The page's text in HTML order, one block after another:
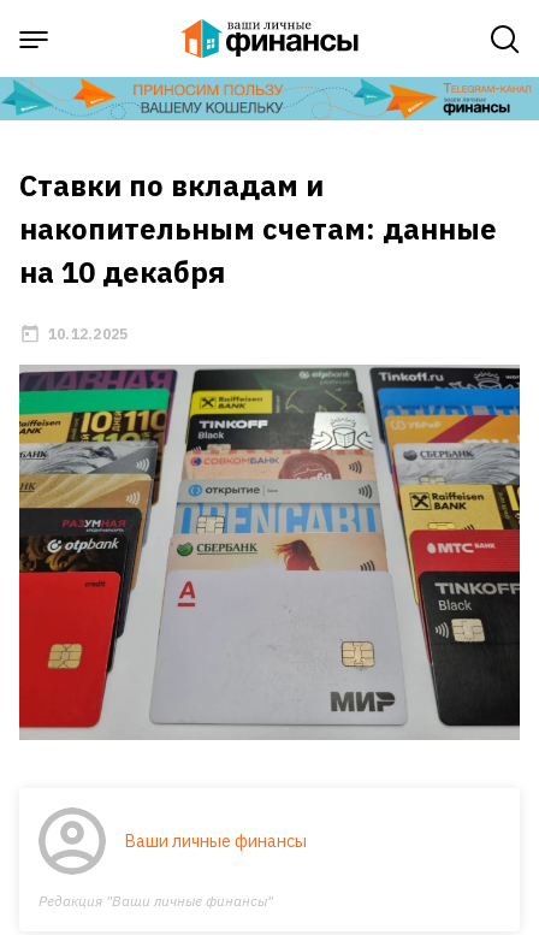
Ставки по вкладам и
накопительным счетам: данные
на 10 декабря
10.12.2025
Ваши личные финансы
Редакция "Ваши личные финансы"